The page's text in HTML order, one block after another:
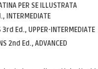
PER SE ILLUSTRATA
INTERMEDIATE
Ed., UPPER-INTERMEDIATE
2nd Ed., ADVANCED